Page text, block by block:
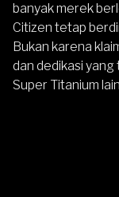
banyak merek
Citizen tetap
Bukan karena
dan dedikasi
Super Titanium